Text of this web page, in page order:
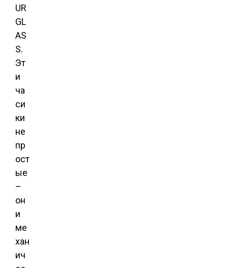
UR
GL
AS
S.
Эт
и
ча
си
ки
не
пр
ост
ые
–
он
и
ме
хан
ич